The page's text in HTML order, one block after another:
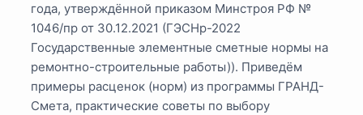
года, утверждённой приказом Минстроя РФ №
1046/пр от 30.12.2021 (ГЭСНр-2022
Государственные элементные сметные нормы на
ремонтно-строительные работы)). Приведём
примеры расценок (норм) из программы ГРАНД-
Смета, практические советы по выбору